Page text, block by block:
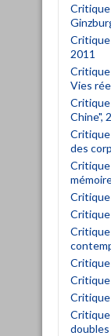
Critique
Critique
2011
Vies
Critique
Chine",
Critique
des
Critique
Critique
Critique
Critique
Critique
Critique
Critique
Critique
doubles